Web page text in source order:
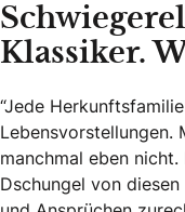
Klassiker.
“Jede
Lebensvorstellungen.
manchmal eben
Dschungel von